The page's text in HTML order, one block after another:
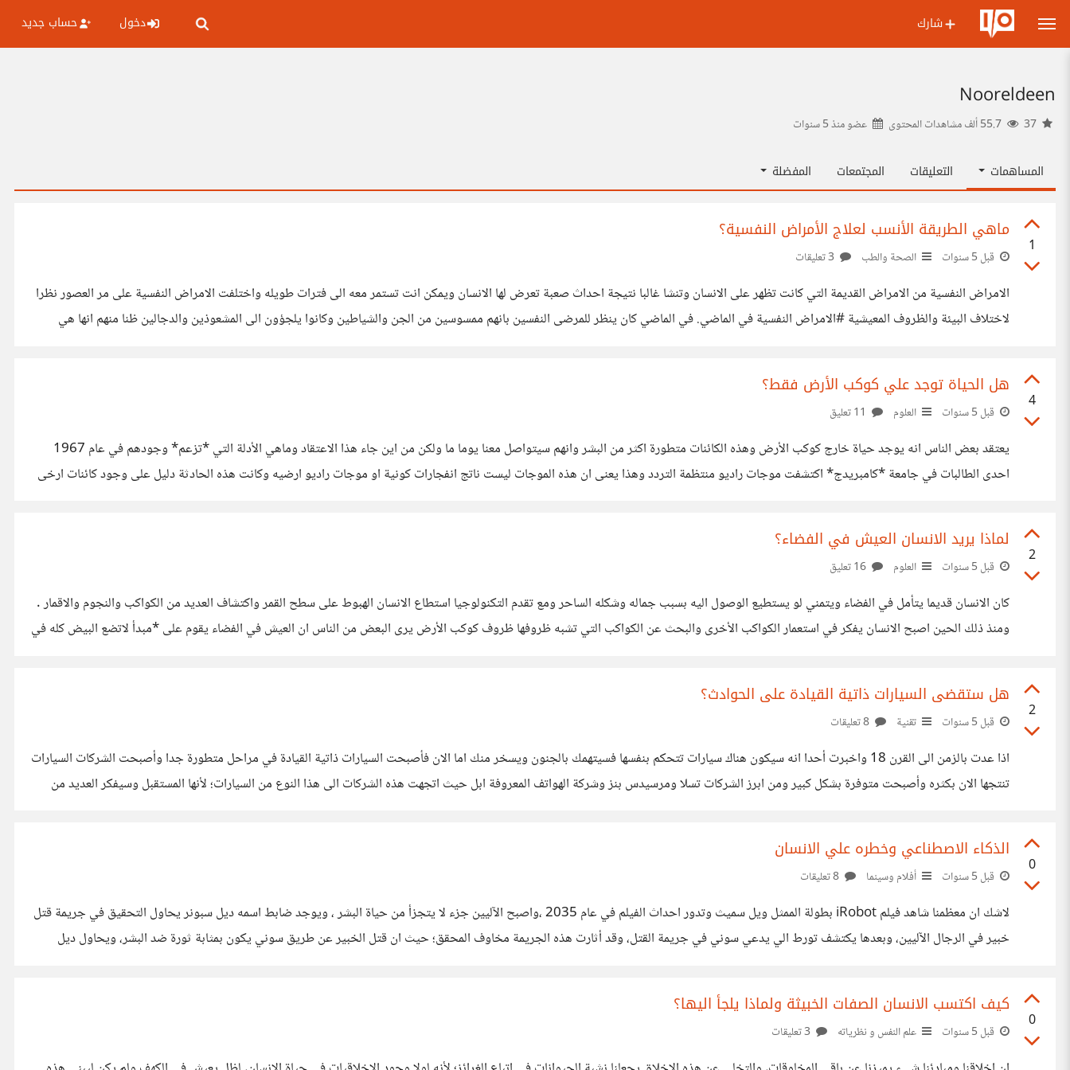
شارك دخول حساب جديد
Nooreldeen
عضو منذ5 سنوات
المساهمات التعليقات المجتمعات المفضلة
1
ماهي الطريقة الأنسب لعلاج الأمراض النفسية؟
قبل 5 سنوات الصحة والطب
الامراض النفسية من الامراض القديمة التي كانت تظهر على الانسان وتنشا غالبا نتيجة احداث صعبة تعرض لها الانسان ويمكن انت تستمر معه الى فترات طويله واختلفت الامراض النفسية على مر العصور نظرا
لاختلاف البيئة والظروف المعيشية #الامراض النفسية في الماضي. في الماضي كان ينظر للمرضى النفسين بانهم ممسوسين من الجن والشياطين وكانوا يلجؤون الى المشعوذين والدجالين ظنا منهم انها هي
4
هل الحياة توجد علي كوكب الأرض فقط؟
قبل 5 سنوات العلوم
يعتقد بعض الناس انه يوجد حياة خارج كوكب الأرض وهذه الكائنات متطورة اكثر من البشر وانهم سيتواصل معنا يوما ما ولكن من اين جاء هذا الاعتقاد وماهي الأدلة التي *تزعم* وجودهم في عام 1967
احدى الطالبات في جامعة *كامبريدج* اكتشفت موجات راديو منتظمة التردد وهذا يعنى ان هذه الموجات ليست ناتج انفجارات كونية او موجات راديو ارضيه وكانت هذه الحادثة دليل على وجود كائنات ارخى
2
لماذا يريد الانسان العيش في الفضاء؟
قبل 5 سنوات العلوم
كان الانسان قديما يتأمل في الفضاء ويتمني لو يستطيع الوصول اليه بسبب جماله وشكله الساحر ومع تقدم التكنولوجيا استطاع الانسان الهبوط على سطح القمر واكتشاف العديد من الكواكب والنجوم والاقمار .
ومنذ ذلك الحين اصبح الانسان يفكر في استعمار الكواكب الأخرى والبحث عن الكواكب التي تشبه ظروفها ظروف كوكب الأرض يرى البعض من الناس ان العيش في الفضاء يقوم على *مبدأ لاتضع البيض كله في
2
هل ستقضى السيارات ذاتية القيادة على الحوادث؟
قبل 5 سنوات تقنية
اذا عدت بالزمن الى القرن 18 واخبرت أحدا انه سيكون هناك سيارات تتحكم بنفسها فسيتهمك بالجنون ويسخر منك اما الان فأصبحت السيارات ذاتية القيادة في مراحل متطورة جدا وأصبحت الشركات السيارات
تنتجها الان بكثره وأصبحت متوفرة بشكل كبير ومن ابرز الشركات تسلا ومرسيدس بنز وشركة الهواتف المعروفة ابل حيث اتجهت هذه الشركات الى هذا النوع من السيارات؛ لأنها المستقبل وسيفكر العديد من
0
الذكاء الاصطناعي وخطره علي الانسان
قبل 5 سنوات أفلام وسينما
لاشك ان معظمنا شاهد فيلم iRobot بطولة الممثل ويل سميث وتدور احداث الفيلم في عام 2035 ،واصبح الآليين جزء لا يتجزأ من حياة البشر ، ويوجد ضابط اسمه ديل سبونر يحاول التحقيق في جريمة قتل
خبير في الرجال الآليين، وبعدها يكتشف تورط الي يدعي سوني في جريمة القتل، وقد أثارت هذه الجريمة مخاوف المحقق؛ حيث ان قتل الخبير عن طريق سوني يكون بمثابة ثورة ضد البشر، ويحاول ديل
0
كيف اكتسب الانسان الصفات الخبيثة ولماذا يلجأ اليها؟
قبل 5 سنوات علم النفس و نظرياته